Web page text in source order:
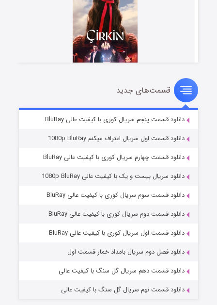
سریال زشت
قسمت۲ (زیرنویس) منتشر شد
مردگان متحرک: شهر مرده ۳
قسمت۲ (زیرنویس) منتشر شد
قسمت‌های جدید
دانلود قسمت پنجم سریال کوری با کیفیت عالی BluRay
دانلود قسمت اول سریال اعتراف میکنم 1080p BluRay
دانلود قسمت چهارم سریال کوری با کیفیت عالی BluRay
دانلود سریال بیست و یک با کیفیت عالی 1080p BluRay
دانلود قسمت سوم سریال کوری با کیفیت عالی BluRay
دانلود قسمت دوم سریال کوری با کیفیت عالی BluRay
دانلود قسمت اول سریال کوری با کیفیت عالی BluRay
دانلود فصل دوم سریال بامداد خمار قسمت اول
دانلود قسمت دهم سریال گل سنگ با کیفیت عالی
دانلود قسمت نهم سریال گل سنگ با کیفیت عالی